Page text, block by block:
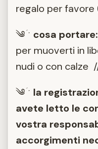
regalo per favore
༄ ˑ cosa portare:
per muoverti in
nudi o con calze
༄ ˑ la
avete letto le
vostra
accorgimenti